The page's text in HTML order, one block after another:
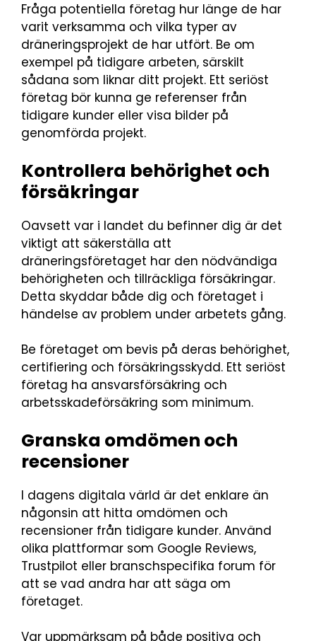
Fråga potentiella företag hur länge de har
varit verksamma och vilka typer av
dräneringsprojekt de har utfört. Be om
exempel på tidigare arbeten, särskilt
sådana som liknar ditt projekt. Ett seriöst
företag bör kunna ge referenser från
tidigare kunder eller visa bilder på
genomförda projekt.
Kontrollera behörighet och
försäkringar
Oavsett var i landet du befinner dig är det
viktigt att säkerställa att
dräneringsföretaget har den nödvändiga
behörigheten och tillräckliga försäkringar.
Detta skyddar både dig och företaget i
händelse av problem under arbetets gång.
Be företaget om bevis på deras behörighet,
certifiering och försäkringsskydd. Ett seriöst
företag ha ansvarsförsäkring och
arbetsskadeförsäkring som minimum.
Granska omdömen och
recensioner
I dagens digitala värld är det enklare än
någonsin att hitta omdömen och
recensioner från tidigare kunder. Använd
olika plattformar som Google Reviews,
Trustpilot eller branschspecifika forum för
att se vad andra har att säga om
företaget.
Var uppmärksam på både positiva och